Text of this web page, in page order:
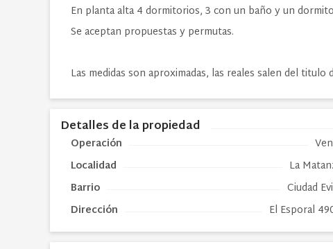
En planta alta 4 dormitorios, 3 con un baño y un
Se aceptan propuestas y permutas.
Las medidas son aproximadas, las reales salen del titulo
Detalles de la propiedad
Operación
Localidad
La
Barrio
Ciudad
Dirección
El Esporal